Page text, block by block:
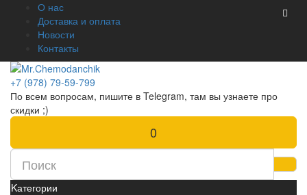
О нас
Доставка и оплата
Новости
Контакты
+7 (978) 79-59-799
По всем вопросам, пишите в Telegram, там вы узнаете про
скидки ;)
0
Kатегории